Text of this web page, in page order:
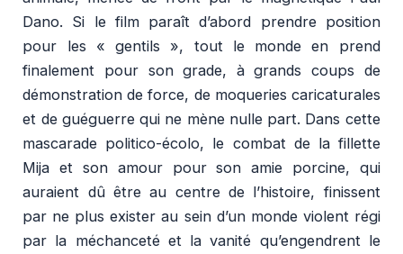
Dano. Si le film paraît d’abord prendre position
pour les « gentils », tout le monde en prend
finalement pour son grade, à grands coups de
démonstration de force, de moqueries caricaturales
et de guéguerre qui ne mène nulle part. Dans cette
mascarade politico-écolo, le combat de la fillette
Mija et son amour pour son amie porcine, qui
auraient dû être au centre de l’histoire, finissent
par ne plus exister au sein d’un monde violent régi
par la méchanceté et la vanité qu’engendrent le